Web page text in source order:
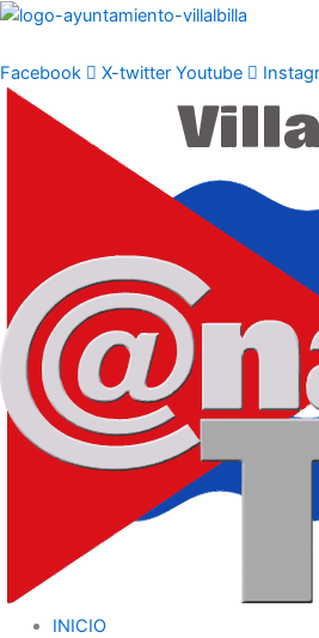
Ir
contenido
Facebook X-twitter Youtube
INICIO